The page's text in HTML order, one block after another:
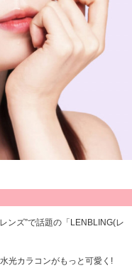
ンズ”で話題の「LENBLING(レ
光カラコンがもっと可愛く!